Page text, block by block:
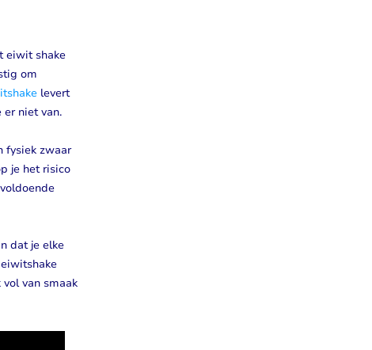
eiwit shake
om
levert
er niet van.
fysiek zwaar
je het risico
dat je elke
van smaak